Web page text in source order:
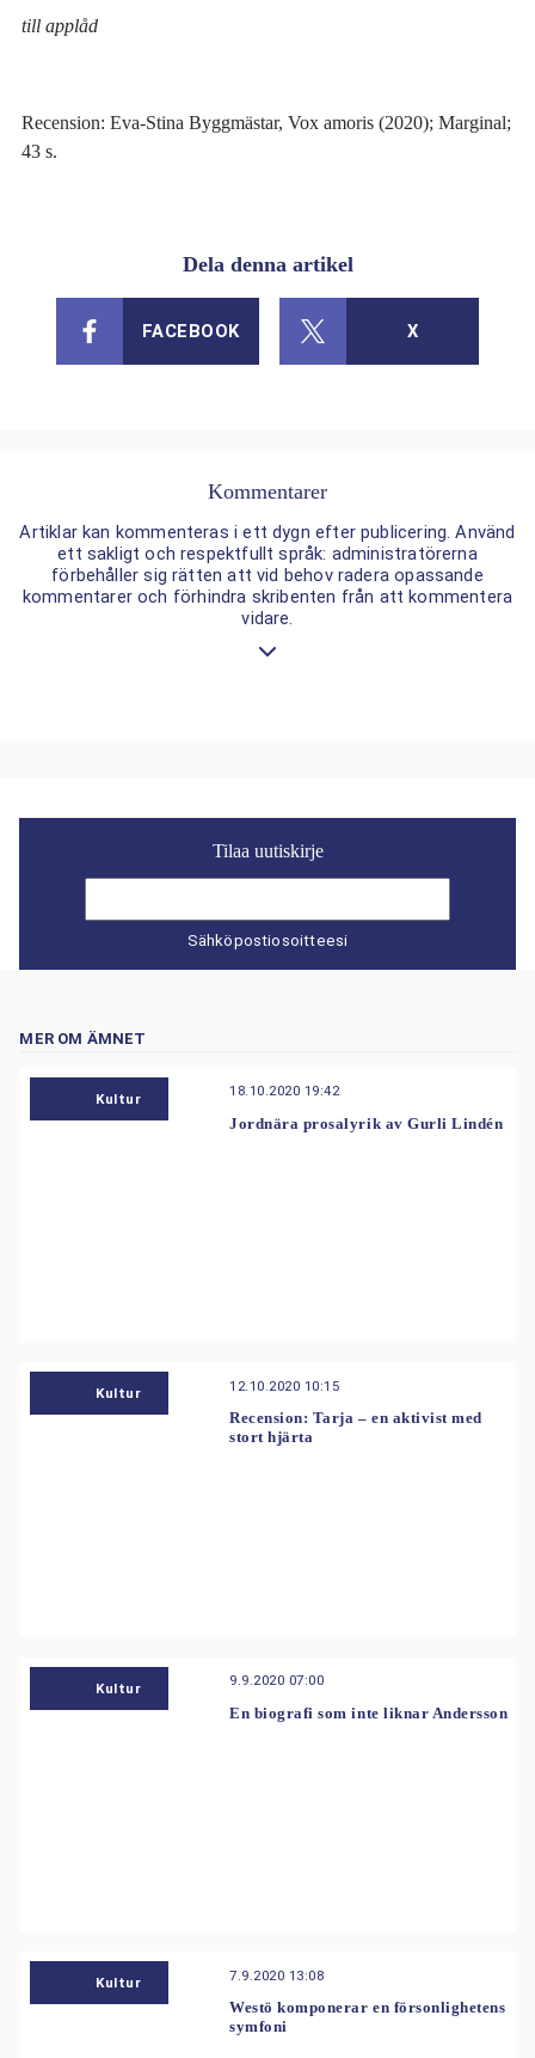
till applåd
Recension: Eva-Stina Byggmästar, Vox amoris (2020); Marginal;
43 s.
Dela denna artikel
FACEBOOK X
Kommentarer
Artiklar kan kommenteras i ett dygn efter publicering. Använd
ett sakligt och respektfullt språk: administratörerna
förbehåller sig rätten att vid behov radera opassande
kommentarer och förhindra skribenten från att kommentera
vidare.
Tilaa uutiskirje
Sähköpostiosoitteesi
MER OM ÄMNET
Kultur 18.10.2020 19:42
Jordnära prosalyrik av Gurli Lindén
Kultur 12.10.2020 10:15
Recension: Tarja – en aktivist med
stort hjärta
Kultur 9.9.2020 07:00
En biografi som inte liknar Andersson
Kultur 7.9.2020 13:08
Westö komponerar en försonlighetens
symfoni